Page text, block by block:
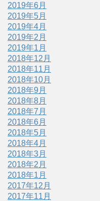
2019年6月
2019年5月
2019年4月
2019年2月
2019年1月
2018年12月
2018年11月
2018年10月
2018年9月
2018年8月
2018年7月
2018年6月
2018年5月
2018年4月
2018年3月
2018年2月
2018年1月
2017年12月
2017年11月